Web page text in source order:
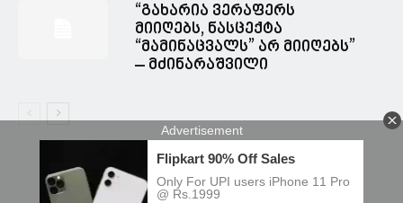
“გახარია ვერაფერს
მიიღებს, ნასცექტა
“მამინაცვალს” არ მიიღებს”
– მძინარაშვილი
© Spacesnews • სფეისნიუსი